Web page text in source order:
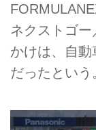
ネクストゴー
かけは、自
だったという